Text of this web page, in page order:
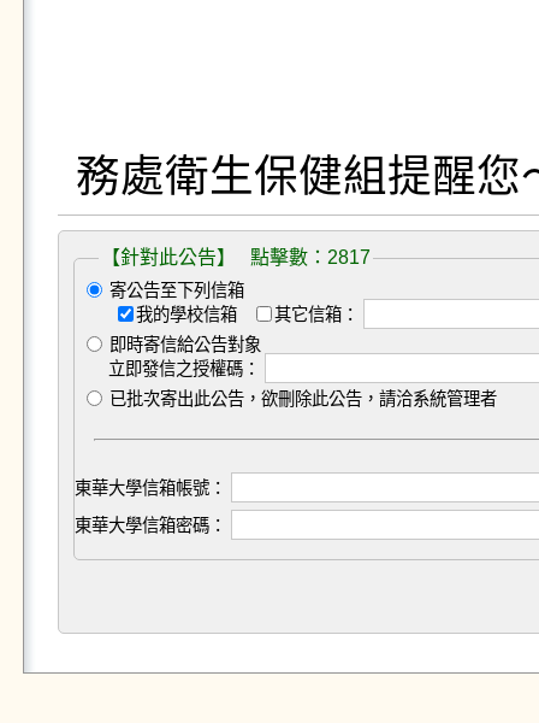
【針對此公告】 點擊數：2817
寄公告至下列信箱
我的學校信箱
其它信箱：
即時寄信給公告對象
立即發信之授權碼：
已批次寄出此公告，欲刪除此公告，請洽系統管理者
東華大學信箱帳號：
東華大學信箱密碼：